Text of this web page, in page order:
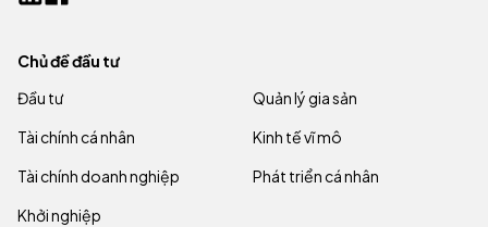
Chủ đề đầu tư
Đầu tư
Quản lý gia sản
Tài chính cá nhân
Kinh tế vĩ mô
Tài chính doanh nghiệp
Phát triển cá nhân
Khởi nghiệp